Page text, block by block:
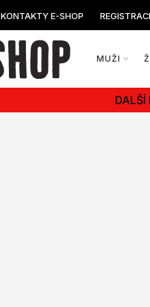
KONTAKTY E-SHOP
MUŽI
DALŠÍ